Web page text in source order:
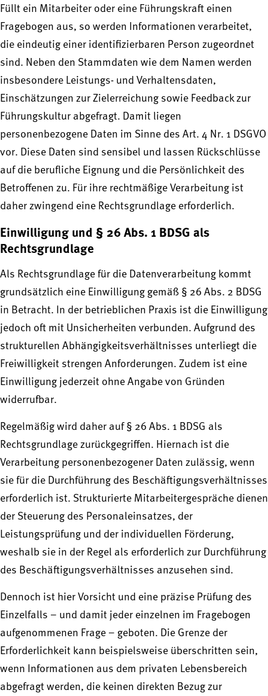
Füllt ein Mitarbeiter oder eine Führungskraft einen
Fragebogen aus, so werden Informationen verarbeitet,
die eindeutig einer identifizierbaren Person zugeordnet
sind. Neben den Stammdaten wie dem Namen werden
insbesondere Leistungs- und Verhaltensdaten,
Einschätzungen zur Zielerreichung sowie Feedback zur
Führungskultur abgefragt. Damit liegen
personenbezogene Daten im Sinne des Art. 4 Nr. 1 DSGVO
vor. Diese Daten sind sensibel und lassen Rückschlüsse
auf die berufliche Eignung und die Persönlichkeit des
Betroffenen zu. Für ihre rechtmäßige Verarbeitung ist
daher zwingend eine Rechtsgrundlage erforderlich.
Einwilligung und § 26 Abs. 1 BDSG als
Rechtsgrundlage
Als Rechtsgrundlage für die Datenverarbeitung kommt
grundsätzlich eine Einwilligung gemäß § 26 Abs. 2 BDSG
in Betracht. In der betrieblichen Praxis ist die Einwilligung
jedoch oft mit Unsicherheiten verbunden. Aufgrund des
strukturellen Abhängigkeitsverhältnisses unterliegt die
Freiwilligkeit strengen Anforderungen. Zudem ist eine
Einwilligung jederzeit ohne Angabe von Gründen
widerrufbar.
Regelmäßig wird daher auf § 26 Abs. 1 BDSG als
Rechtsgrundlage zurückgegriffen. Hiernach ist die
Verarbeitung personenbezogener Daten zulässig, wenn
sie für die Durchführung des Beschäftigungsverhältnisses
erforderlich ist. Strukturierte Mitarbeitergespräche dienen
der Steuerung des Personaleinsatzes, der
Leistungsprüfung und der individuellen Förderung,
weshalb sie in der Regel als erforderlich zur Durchführung
des Beschäftigungsverhältnisses anzusehen sind.
Dennoch ist hier Vorsicht und eine präzise Prüfung des
Einzelfalls – und damit jeder einzelnen im Fragebogen
aufgenommenen Frage – geboten. Die Grenze der
Erforderlichkeit kann beispielsweise überschritten sein,
wenn Informationen aus dem privaten Lebensbereich
abgefragt werden, die keinen direkten Bezug zur